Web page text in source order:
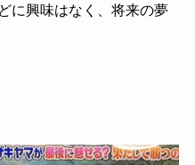
に興味はなく、将来の夢